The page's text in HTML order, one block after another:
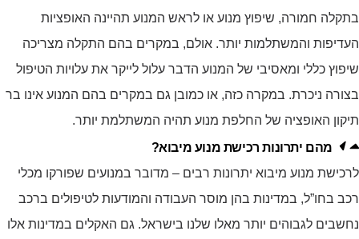
בתקלה חמורה, שיפוץ מנוע או לראש המנוע תהיינה האופציות
העדיפות והמשתלמות יותר. אולם, במקרים בהם התקלה מצריכה
שיפוץ כללי ומאסיבי של המנוע הדבר עלול לייקר את עלויות הטיפול
בצורה ניכרת. במקרה כזה, או כמובן גם במקרים בהם המנוע אינו בר
תיקון האופציה של החלפת מנוע תהיה המשתלמת יותר.
מהם יתרונות רכישת מנוע מיבוא?
לרכישת מנוע מיבוא יתרונות רבים – מדובר במנועים שפורקו מכלי
רכב בחו”ל, במדינות בהן מוסר העבודה והמודעות לטיפולים ברכב
נחשבים לגבוהים יותר מאלו שלנו בישראל. גם האקלים במדינות אלו